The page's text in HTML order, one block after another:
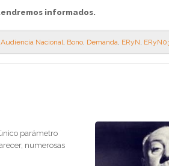
informados.
Audiencia Nacional, Bono, Demanda, ERyN,
parámetro
numerosas